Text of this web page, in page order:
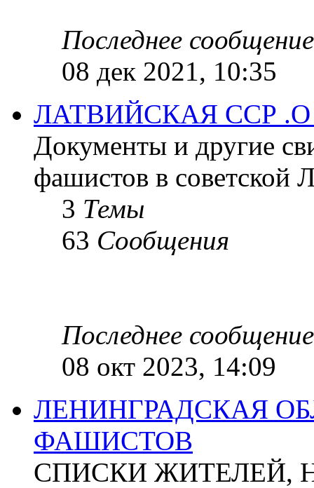
Последнее сообщение
08 дек 2021, 10:35
ЛАТВИЙСКАЯ ССР
Документы и другие
фашистов в советской
3 Темы
63 Сообщения
Последнее сообщение
08 окт 2023, 14:09
ЛЕНИНГРАДСКАЯ
ФАШИСТОВ
СПИСКИ ЖИТЕЛЕЙ,